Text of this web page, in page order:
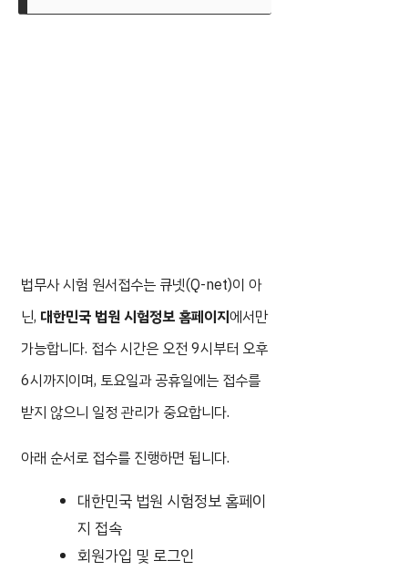
법무사 시험 원서접수는 큐넷(Q-net)이 아
닌, 대한민국 법원 시험정보 홈페이지에서만
가능합니다. 접수 시간은 오전 9시부터 오후
6시까지이며, 토요일과 공휴일에는 접수를
받지 않으니 일정 관리가 중요합니다.
아래 순서로 접수를 진행하면 됩니다.
대한민국 법원 시험정보 홈페이
지 접속
회원가입 및 로그인